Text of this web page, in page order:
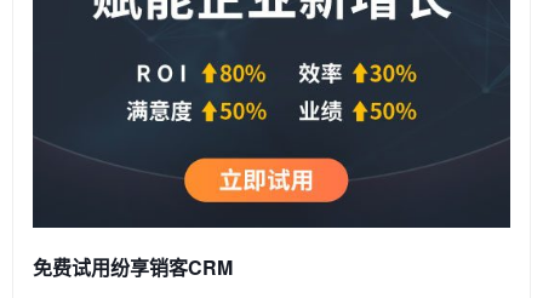
免费试用纷享销客CRM